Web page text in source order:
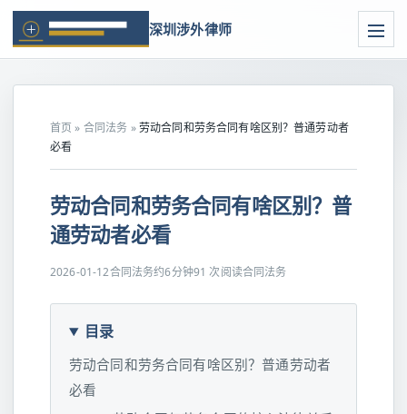
深圳涉外律师
首页 » 合同法务 »劳动合同和劳务合同有啥区别？普通劳动者
必看
劳动合同和劳务合同有啥区别？普
通劳动者必看
2026-01-12合同法务约6分钟91 次阅读合同法务
目录
劳动合同和劳务合同有啥区别？普通劳动者
必看